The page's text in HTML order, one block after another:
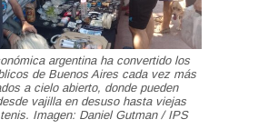
argentina ha convertido los
de Buenos Aires cada vez más
a cielo abierto, donde pueden
vajilla en desuso hasta viejas
Imagen: Daniel Gutman / IPS